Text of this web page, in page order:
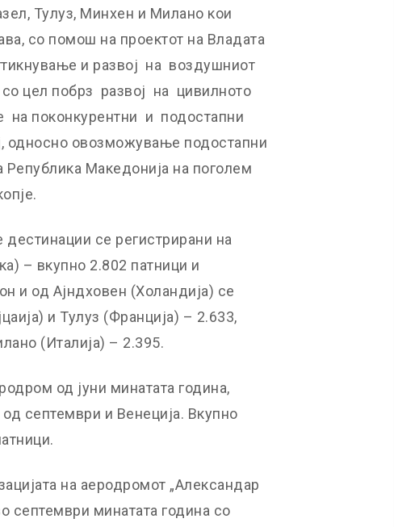
Тулуз, Минхен и Милано кои
со помош на проектот на Владата
и развој на воздушниот
цел побрз развој на цивилното
поконкурентни и подостапни
односно овозможување подостапни
Република Македонија на поголем
дестинации се регистрирани на
– вкупно 2.802 патници и
и од Ајндховен (Холандија) се
и Тулуз (Франција) – 2.633,
(Италија) – 2.395.
од јуни минатата година,
септември и Венеција. Вкупно
на аеродромот „Александар
септември минатата година со